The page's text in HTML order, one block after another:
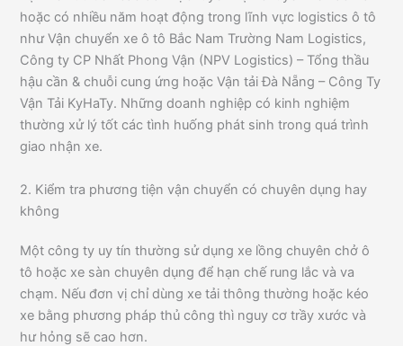
hoặc có nhiều năm hoạt động trong lĩnh vực logistics ô tô
như Vận chuyển xe ô tô Bắc Nam Trường Nam Logistics,
Công ty CP Nhất Phong Vận (NPV Logistics) – Tổng thầu
hậu cần & chuỗi cung ứng hoặc Vận tải Đà Nẵng – Công Ty
Vận Tải KyHaTy. Những doanh nghiệp có kinh nghiệm
thường xử lý tốt các tình huống phát sinh trong quá trình
giao nhận xe.
2. Kiểm tra phương tiện vận chuyển có chuyên dụng hay
không
Một công ty uy tín thường sử dụng xe lồng chuyên chở ô
tô hoặc xe sàn chuyên dụng để hạn chế rung lắc và va
chạm. Nếu đơn vị chỉ dùng xe tải thông thường hoặc kéo
xe bằng phương pháp thủ công thì nguy cơ trầy xước và
hư hỏng sẽ cao hơn.